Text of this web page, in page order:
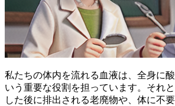
私たちの体内を流れる血液は、全身に
いう重要な役割を担っています。それ
した後に排出される老廃物や、体に不